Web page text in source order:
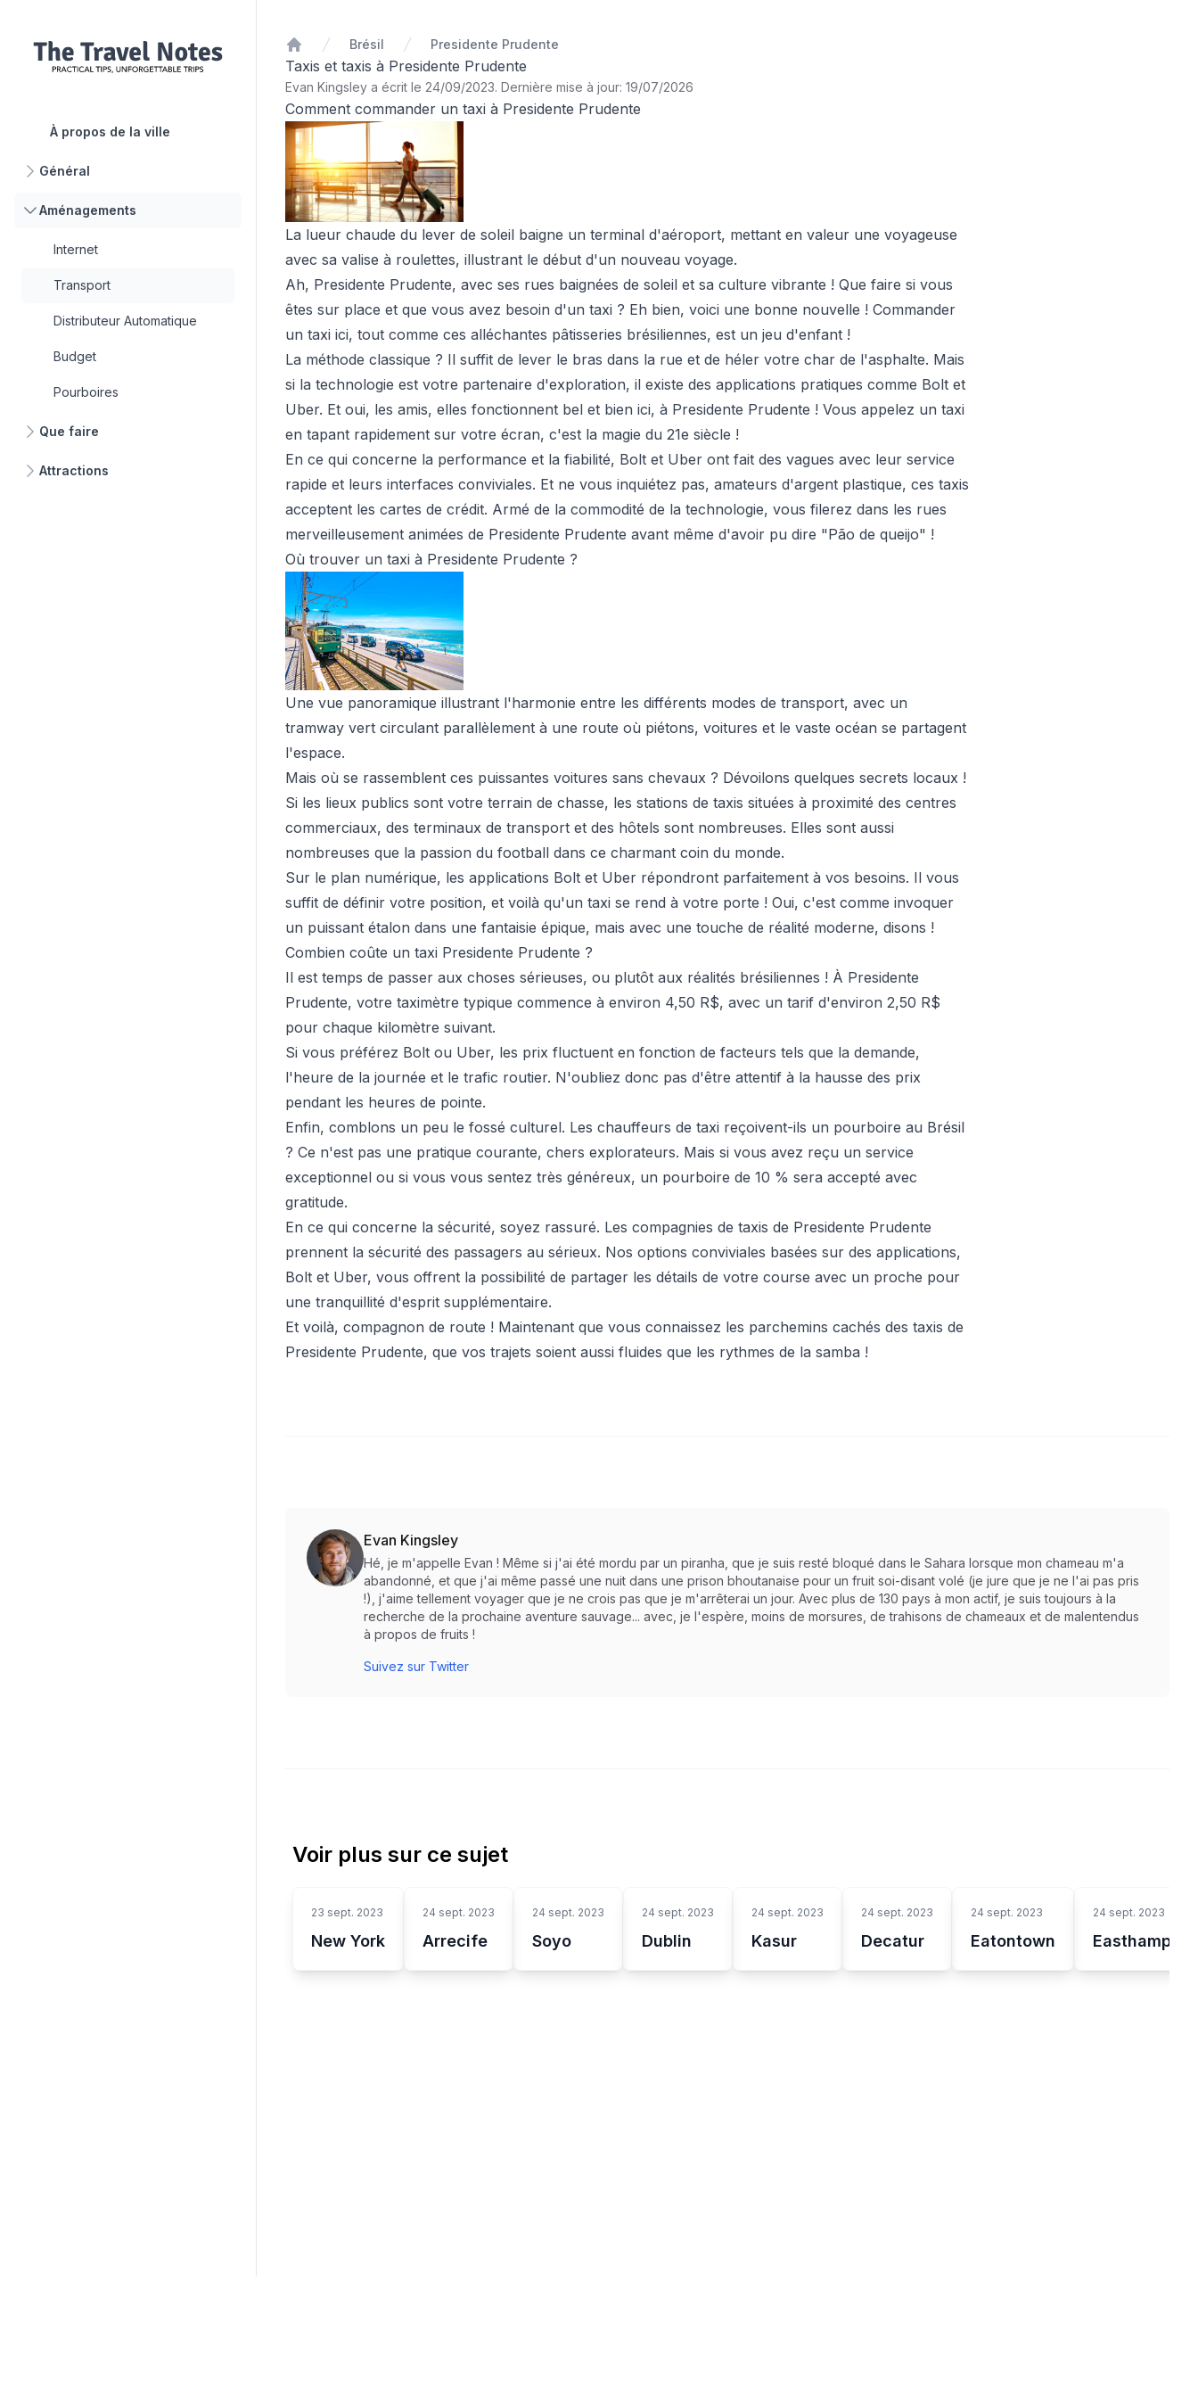
À propos de la ville
Général
Aménagements
Internet
Transport
Distributeur Automatique
Budget
Pourboires
Que faire
Attractions
Accueil
Brésil Presidente Prudente
Taxis et taxis à Presidente Prudente
Evan Kingsley a écrit le 24/09/2023. Dernière mise à jour: 19/07/2026
Comment commander un taxi à Presidente Prudente
La lueur chaude du lever de soleil baigne un terminal d'aéroport, mettant en valeur une voyageuse
avec sa valise à roulettes, illustrant le début d'un nouveau voyage.
Ah, Presidente Prudente, avec ses rues baignées de soleil et sa culture vibrante ! Que faire si vous
êtes sur place et que vous avez besoin d'un taxi ? Eh bien, voici une bonne nouvelle ! Commander
un taxi ici, tout comme ces alléchantes pâtisseries brésiliennes, est un jeu d'enfant !
La méthode classique ? Il suffit de lever le bras dans la rue et de héler votre char de l'asphalte. Mais
si la technologie est votre partenaire d'exploration, il existe des applications pratiques comme Bolt et
Uber. Et oui, les amis, elles fonctionnent bel et bien ici, à Presidente Prudente ! Vous appelez un taxi
en tapant rapidement sur votre écran, c'est la magie du 21e siècle !
En ce qui concerne la performance et la fiabilité, Bolt et Uber ont fait des vagues avec leur service
rapide et leurs interfaces conviviales. Et ne vous inquiétez pas, amateurs d'argent plastique, ces taxis
acceptent les cartes de crédit. Armé de la commodité de la technologie, vous filerez dans les rues
merveilleusement animées de Presidente Prudente avant même d'avoir pu dire "Pão de queijo" !
Où trouver un taxi à Presidente Prudente ?
Une vue panoramique illustrant l'harmonie entre les différents modes de transport, avec un
tramway vert circulant parallèlement à une route où piétons, voitures et le vaste océan se partagent
l'espace.
Mais où se rassemblent ces puissantes voitures sans chevaux ? Dévoilons quelques secrets locaux !
Si les lieux publics sont votre terrain de chasse, les stations de taxis situées à proximité des centres
commerciaux, des terminaux de transport et des hôtels sont nombreuses. Elles sont aussi
nombreuses que la passion du football dans ce charmant coin du monde.
Sur le plan numérique, les applications Bolt et Uber répondront parfaitement à vos besoins. Il vous
suffit de définir votre position, et voilà qu'un taxi se rend à votre porte ! Oui, c'est comme invoquer
un puissant étalon dans une fantaisie épique, mais avec une touche de réalité moderne, disons !
Combien coûte un taxi Presidente Prudente ?
Il est temps de passer aux choses sérieuses, ou plutôt aux réalités brésiliennes ! À Presidente
Prudente, votre taximètre typique commence à environ 4,50 R$, avec un tarif d'environ 2,50 R$
pour chaque kilomètre suivant.
Si vous préférez Bolt ou Uber, les prix fluctuent en fonction de facteurs tels que la demande,
l'heure de la journée et le trafic routier. N'oubliez donc pas d'être attentif à la hausse des prix
pendant les heures de pointe.
Enfin, comblons un peu le fossé culturel. Les chauffeurs de taxi reçoivent-ils un pourboire au Brésil
? Ce n'est pas une pratique courante, chers explorateurs. Mais si vous avez reçu un service
exceptionnel ou si vous vous sentez très généreux, un pourboire de 10 % sera accepté avec
gratitude.
En ce qui concerne la sécurité, soyez rassuré. Les compagnies de taxis de Presidente Prudente
prennent la sécurité des passagers au sérieux. Nos options conviviales basées sur des applications,
Bolt et Uber, vous offrent la possibilité de partager les détails de votre course avec un proche pour
une tranquillité d'esprit supplémentaire.
Et voilà, compagnon de route ! Maintenant que vous connaissez les parchemins cachés des taxis de
Presidente Prudente, que vos trajets soient aussi fluides que les rythmes de la samba !
Evan Kingsley
Hé, je m'appelle Evan ! Même si j'ai été mordu par un piranha, que je suis resté bloqué dans le Sahara lorsque mon chameau m'a
abandonné, et que j'ai même passé une nuit dans une prison bhoutanaise pour un fruit soi-disant volé (je jure que je ne l'ai pas pris
!), j'aime tellement voyager que je ne crois pas que je m'arrêterai un jour. Avec plus de 130 pays à mon actif, je suis toujours à la
recherche de la prochaine aventure sauvage... avec, je l'espère, moins de morsures, de trahisons de chameaux et de malentendus
à propos de fruits !
Suivez sur Twitter
Voir plus sur ce sujet
23 sept. 2023
New York
24 sept. 2023
Arrecife
24 sept. 2023
Soyo
24 sept. 2023
Dublin
24 sept. 2023
Kasur
24 sept. 2023
Decatur
24 sept. 2023
Eatontown
24 sept. 2023
Easthampton